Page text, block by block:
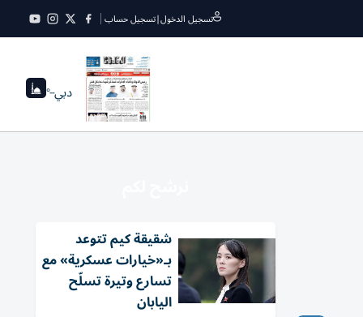
تسجيل الدخول|تسجيل حساب
دبي--°
شقيقة كيم تتوعد
بـ«خيارات عسكرية» مع
تسارع وتيرة تسلّح
اليابان